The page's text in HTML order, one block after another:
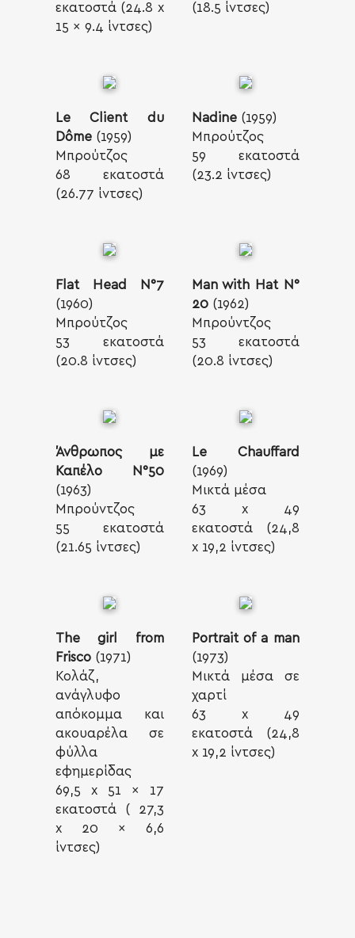
εκατοστά (24.8 x
15 x 9.4 ίντσες)
(18.5 ίντσες)
Le Client du
Dôme (1959)
Μπρούτζος
68 εκατοστά
(26.77 ίντσες)
Nadine(1959)
Μπρούτζος
59 εκατοστά
(23.2 ίντσες)
Flat Head N°7
(1960)
Μπρούτζος
53 εκατοστά
(20.8 ίντσες)
Man with Hat Ν°
20(1962)
Μπρούντζος
53 εκατοστά
(20.8 ίντσες)
Άνθρωπος με
Καπέλο N°50
(1963)
Μπρούντζος
55 εκατοστά
(21.65 ίντσες)
Le Chauffard
(1969)
Μικτά μέσα
63 x 49
εκατοστά (24,8
x 19,2 ίντσες)
The girl from
Frisco (1971)
Κολάζ,
ανάγλυφο
απόκομμα και
ακουαρέλα σε
φύλλα
εφημερίδας
69,5 x 51 x 17
εκατοστά ( 27,3
x 20 x 6,6
ίντσες)
Portrait of a man
(1973)
Μικτά μέσα σε
χαρτί
63 x 49
εκατοστά (24,8
x 19,2 ίντσες)